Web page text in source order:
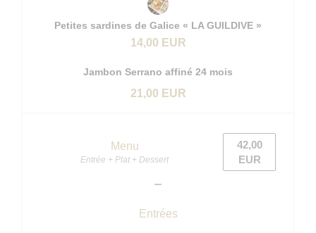
Petites sardines de Galice « LA GUILDIVE »
14,00 EUR
Jambon Serrano affiné 24 mois
21,00 EUR
Menu
Entrée + Plat + Dessert
42,00
EUR
Entrées